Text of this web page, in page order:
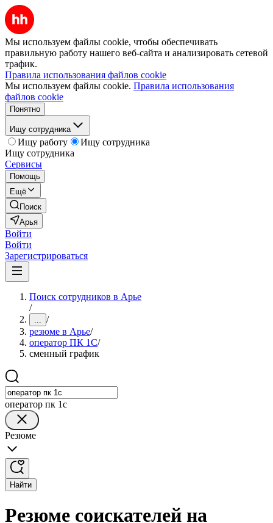
Мы используем файлы cookie, чтобы обеспечивать
правильную работу нашего веб-сайта и анализировать сетевой
трафик.
Правила использования файлов cookie
Мы используем файлы cookie. Правила использования
файлов cookie
Понятно
Ищу сотрудника
Ищу работу
Ищу сотрудника
Ищу сотрудника
Сервисы
Помощь
Ещё
Поиск
Арья
Войти
Войти
Зарегистрироваться
Поиск сотрудников в Арье
/
... /
резюме в Арье/
оператор ПК 1С/
сменный график
оператор пк 1с
Резюме
Найти
Резюме соискателей на